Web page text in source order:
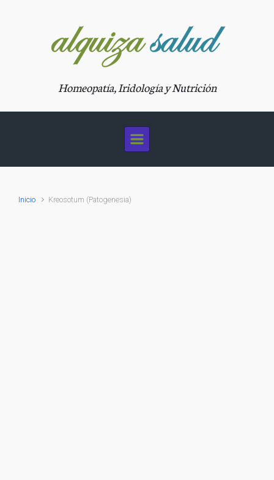
Homeopatía, Iridología y Nutrición
Inicio Kreosotum (Patogenesia)